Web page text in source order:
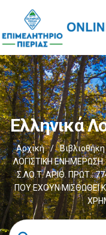
Ελληνικά
Αρχική /
ΛΟΓΙΣΤΙΚΗ ΕΝΗΜΕΡΩΣΗ
Σ.ΛΟ.Τ. ΑΡΙΘ. ΠΡΩΤ.:
ΠΟΥ ΕΧΟΥΝ ΜΙΣΘΩΘΕΙ